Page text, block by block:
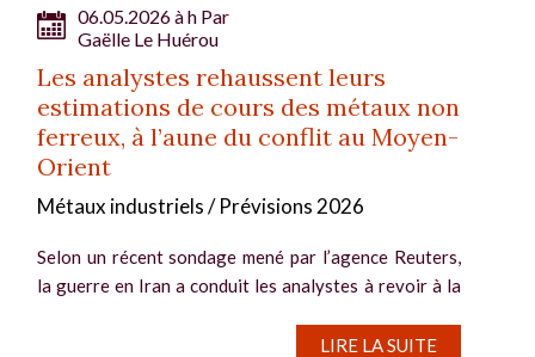
06.05.2026 à h Par
Gaëlle Le Huérou
Les analystes rehaussent leurs
estimations de cours des métaux non
ferreux, à l’aune du conflit au Moyen-
Orient
Métaux industriels / Prévisions 2026
Selon un récent sondage mené par l’agence Reuters,
la guerre en Iran a conduit les analystes à revoir à la
derniers sont, toutefois, attendus à la baisse plus tard
LIRE LA SUITE